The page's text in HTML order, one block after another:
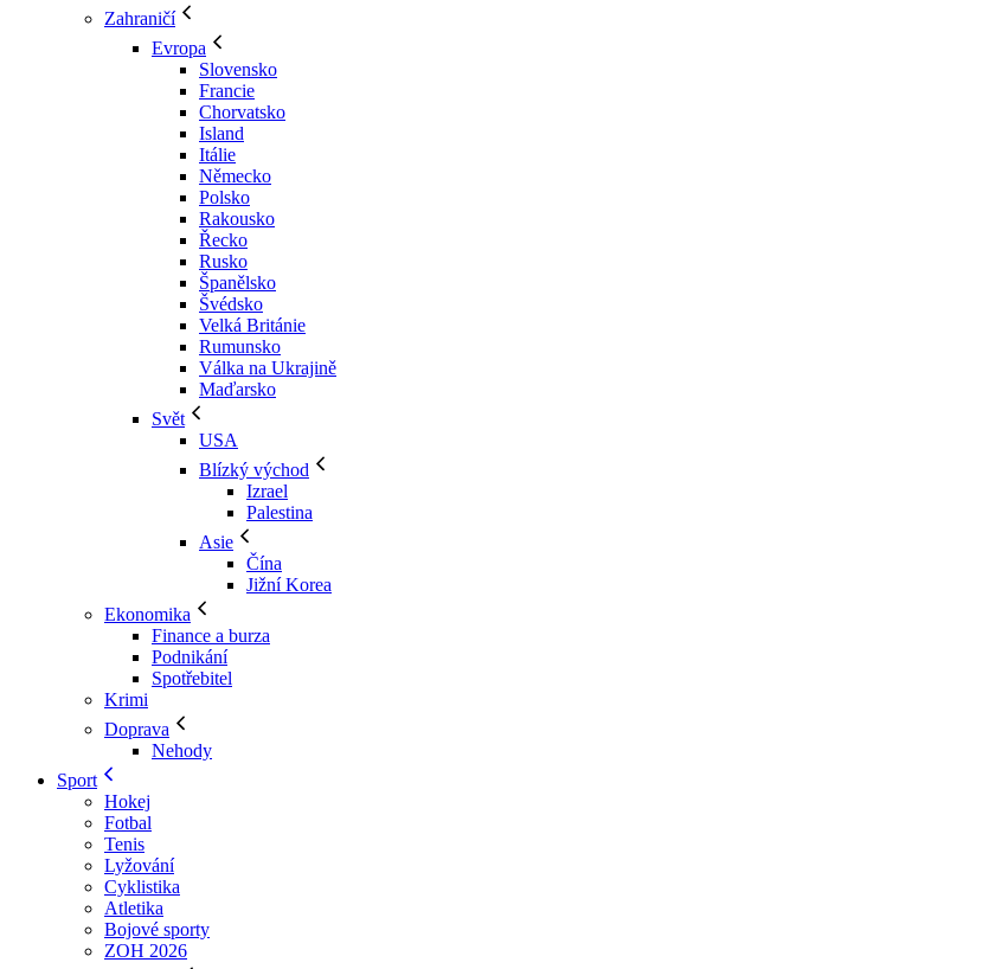
Zahraničí
Evropa
Slovensko
Francie
Chorvatsko
Island
Itálie
Německo
Polsko
Rakousko
Řecko
Rusko
Španělsko
Švédsko
Velká Británie
Rumunsko
Válka na Ukrajině
Maďarsko
Svět
USA
Blízký východ
Izrael
Palestina
Asie
Čína
Jižní Korea
Ekonomika
Finance a burza
Podnikání
Spotřebitel
Krimi
Doprava
Nehody
Sport
Hokej
Fotbal
Tenis
Lyžování
Cyklistika
Atletika
Bojové sporty
ZOH 2026